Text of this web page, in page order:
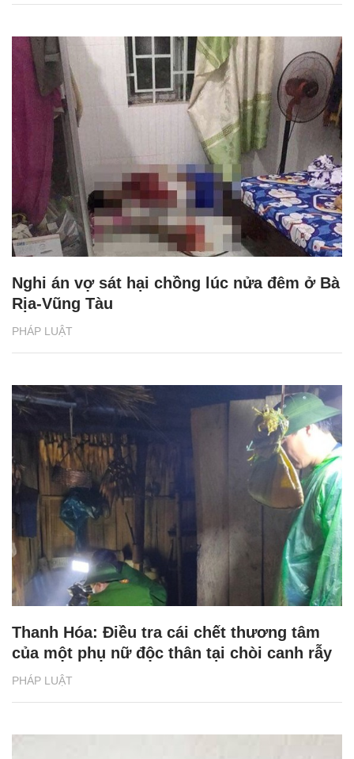
PHÁP LUẬT
Nghi án vợ sát hại chồng lúc nửa đêm ở Bà
Rịa-Vũng Tàu
PHÁP LUẬT
Thanh Hóa: Điều tra cái chết thương tâm
của một phụ nữ độc thân tại chòi canh rẫy